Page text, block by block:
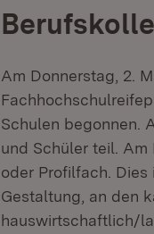
Am Donnerstag, 2.
Schulen begonnen.
und Schüler teil.
oder Profilfach.
Gestaltung, an den
hauswirtschaftlich/